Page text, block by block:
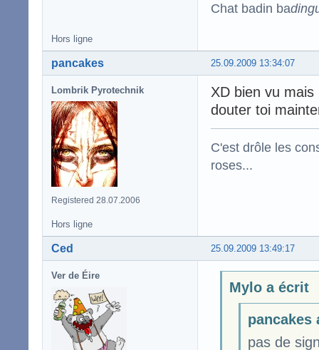
Chat badin ba
Hors ligne
25.09.2009 13:34:07
pancakes
Lombrik Pyrotechnik
Registered 28.07.2006
XD bien vu
douter toi
C'est drôle les
roses...
Hors ligne
25.09.2009 13:49:17
Ced
Ver de Éire
Mylo a écrit
pancakes
pas de